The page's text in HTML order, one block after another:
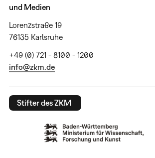
und Medien
Lorenzstraße 19
76135 Karlsruhe
+49 (0) 721 - 8100 - 1200
info@zkm.de
Stifter des ZKM